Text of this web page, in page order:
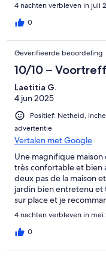
4 nachten verbleven in juli
0
Geverifieerde beoordeling
10/10 –
Laetitia G.
4 jun 2025
Positief: Netheid,
advertentie
Vertalen met Google
Une magnifique
très confortable et bien
deux pas de la maison
jardin bien entretenu et
sur place et je
4 nachten verbleven in mei
0